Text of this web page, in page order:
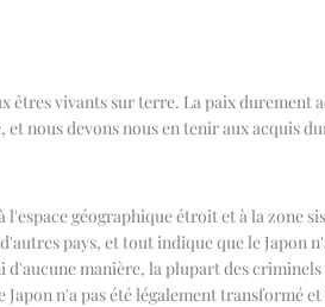
êtres vivants sur terre. La paix
nous devons nous en tenir aux acquis
géographique étroit et à la
pays, et tout indique que le Japon
manière, la plupart des
n'a pas été légalement transformé